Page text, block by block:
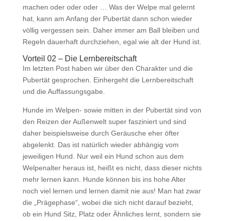
machen oder oder oder … Was der Welpe mal gelernt
hat, kann am Anfang der Pubertät dann schon wieder
völlig vergessen sein. Daher immer am Ball bleiben und
Regeln dauerhaft durchziehen, egal wie alt der Hund ist.
Vorteil 02 – Die Lernbereitschaft
Im letzten Post haben wir über den Charakter und die
Pubertät gesprochen. Einhergeht die Lernbereitschaft
und die Auffassungsgabe.
Hunde im Welpen- sowie mitten in der Pubertät sind von
den Reizen der Außenwelt super fasziniert und sind
daher beispielsweise durch Geräusche eher öfter
abgelenkt. Das ist natürlich wieder abhängig vom
jeweiligen Hund. Nur weil ein Hund schon aus dem
Welpenalter heraus ist, heißt es nicht, dass dieser nichts
mehr lernen kann. Hunde können bis ins hohe Alter
noch viel lernen und lernen damit nie aus! Man hat zwar
die „Prägephase“, wobei die sich nicht darauf bezieht,
ob ein Hund Sitz, Platz oder Ähnliches lernt, sondern sie